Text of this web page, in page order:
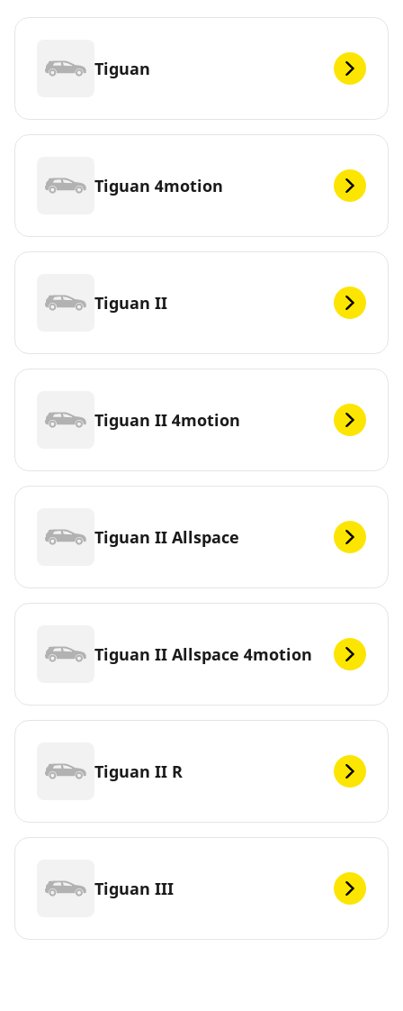
Tiguan
Tiguan 4motion
Tiguan II
Tiguan II 4motion
Tiguan II Allspace
Tiguan II Allspace 4motion
Tiguan II R
Tiguan III